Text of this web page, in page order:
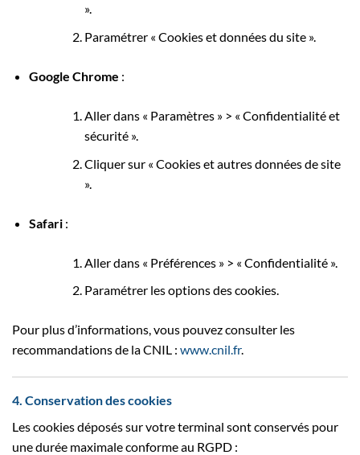
».
Paramétrer « Cookies et données du site ».
Google Chrome :
Aller dans « Paramètres » > « Confidentialité et
sécurité ».
Cliquer sur « Cookies et autres données de site
».
Safari:
Aller dans « Préférences » > « Confidentialité ».
Paramétrer les options des cookies.
Pour plus d’informations, vous pouvez consulter les
recommandations de la CNIL : www.cnil.fr.
4. Conservation des cookies
Les cookies déposés sur votre terminal sont conservés pour
une durée maximale conforme au RGPD :